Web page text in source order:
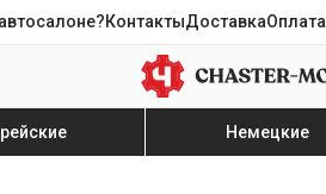
КонтактыДоставкаОплата
Немецкие